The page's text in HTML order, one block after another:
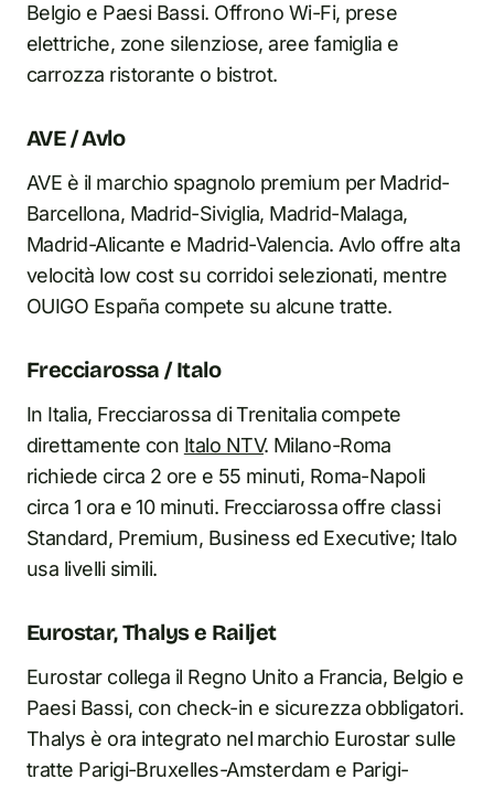
Belgio e Paesi Bassi. Offrono Wi-Fi, prese
elettriche, zone silenziose, aree famiglia e
carrozza ristorante o bistrot.
AVE / Avlo
AVE è il marchio spagnolo premium per Madrid-
Barcellona, Madrid-Siviglia, Madrid-Malaga,
Madrid-Alicante e Madrid-Valencia. Avlo offre alta
velocità low cost su corridoi selezionati, mentre
OUIGO España compete su alcune tratte.
Frecciarossa / Italo
In Italia, Frecciarossa di Trenitalia compete
direttamente con Italo NTV. Milano-Roma
richiede circa 2 ore e 55 minuti, Roma-Napoli
circa 1 ora e 10 minuti. Frecciarossa offre classi
Standard, Premium, Business ed Executive; Italo
usa livelli simili.
Eurostar, Thalys e Railjet
Eurostar collega il Regno Unito a Francia, Belgio e
Paesi Bassi, con check-in e sicurezza obbligatori.
Thalys è ora integrato nel marchio Eurostar sulle
tratte Parigi-Bruxelles-Amsterdam e Parigi-